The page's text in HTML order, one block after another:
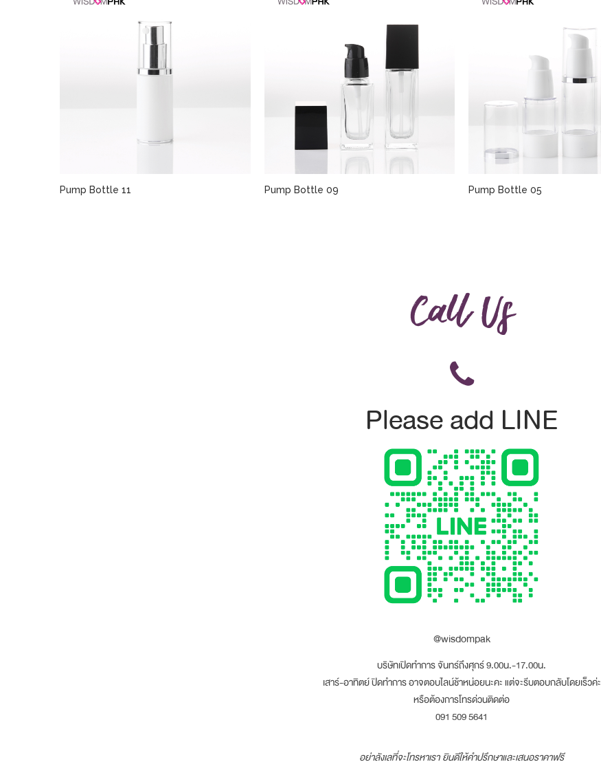
Pump Bottle 11 Pump Bottle 09 Pump Bottle 05
Call Us
Please add LINE
@wisdompak
บริษัทเปิดทำการ จันทร์ถึงศุกร์ 9.00น.-17.00น.
เสาร์-อาทิตย์ ปิดทำการ อาจตอบไลน์ช้าหน่อยนะคะ แต่จะรีบตอบกลับโดยเร็วค่ะ
หรือต้องการโทรด่วนติดต่อ
091 509 5641
อย่าลังเลที่จะโทรหาเรา ยินดีให้คำปรึกษาและเสนอราคาฟรี